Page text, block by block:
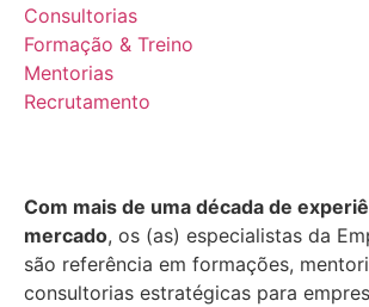
Consultorias
Formação & Treino
Mentorias
Recrutamento
Com mais de uma década de
mercado, os (as) especialistas da
são referência em formações,
consultorias estratégicas para